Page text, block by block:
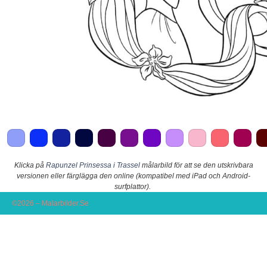
Klicka på Rapunzel Prinsessa i Trasselmålarbild för att se den utskrivbara
versionen eller färglägga den online (kompatibel med iPad och Android-
surfplattor).
©2026 – Malarbilder.Se